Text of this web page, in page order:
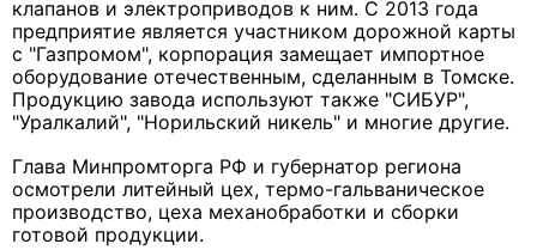
клапанов и электроприводов к ним. С 2013 года
предприятие является участником дорожной карты
с "Газпромом", корпорация замещает импортное
оборудование отечественным, сделанным в Томске.
Продукцию завода используют также "СИБУР",
"Уралкалий", "Норильский никель" и многие другие.
Глава Минпромторга РФ и губернатор региона
осмотрели литейный цех, термо-гальваническое
производство, цеха механобработки и сборки
готовой продукции.